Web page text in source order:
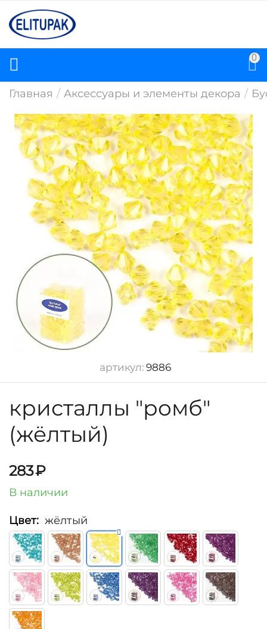
0
Главная / Аксессуары и элементы декора /
артикул: 9886
кристаллы "ромб"
(жёлтый)
283₽
В наличии
Цвет: жёлтый